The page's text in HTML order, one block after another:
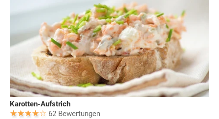
Karotten-Aufstrich
62 Bewertungen